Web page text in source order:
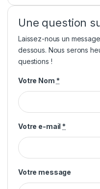
Une question
Laissez-nous un
dessous. Nous serons
questions !
Votre Nom *
Votre e-mail *
Votre message